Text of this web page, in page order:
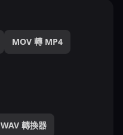
MOV 轉 MP4
WAV 轉換器